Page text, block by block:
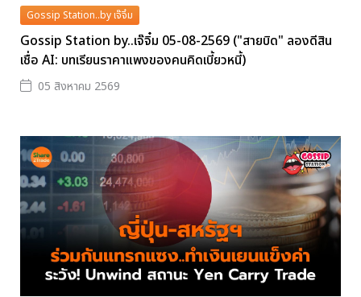
Gossip Station..by เจ๊จิ๋ม
Gossip Station by..เจ๊จิ๋ม 05-08-2569 ("สายบิด" ลองดีสิน
เชื่อ AI: บทเรียนราคาแพงของคนคิดเบี้ยวหนี้)
05 สิงหาคม 2569